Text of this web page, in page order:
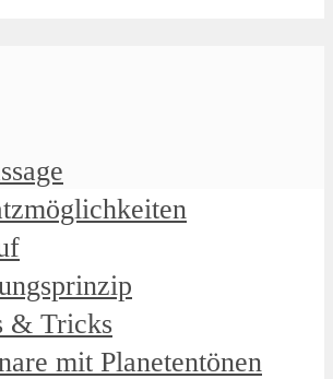
& Tricks
mit Planetentönen